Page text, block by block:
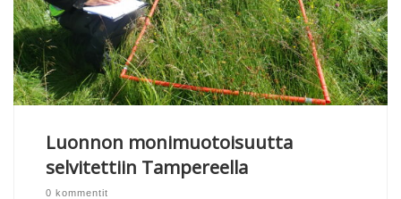
Luonnon monimuotoisuutta
selvitettiin Tampereella
0 kommentit